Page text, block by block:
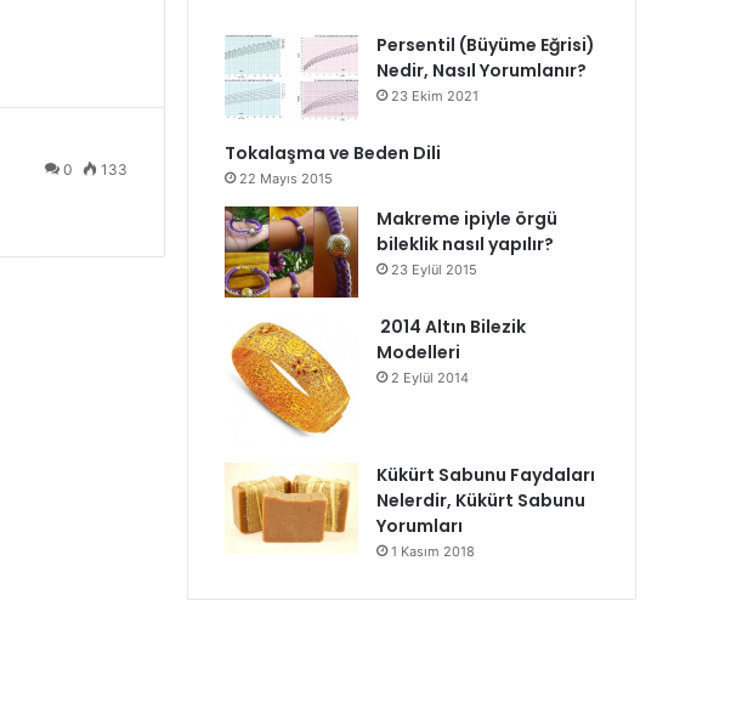
0 133
Persentil (Büyüme Eğrisi)
Nedir, Nasıl Yorumlanır?
23 Ekim 2021
Tokalaşma ve Beden Dili
22 Mayıs 2015
Makreme ipiyle örgü
bileklik nasıl yapılır?
23 Eylül 2015
2014 Altın Bilezik
Modelleri
2 Eylül 2014
Kükürt Sabunu Faydaları
Nelerdir, Kükürt Sabunu
Yorumları
1 Kasım 2018